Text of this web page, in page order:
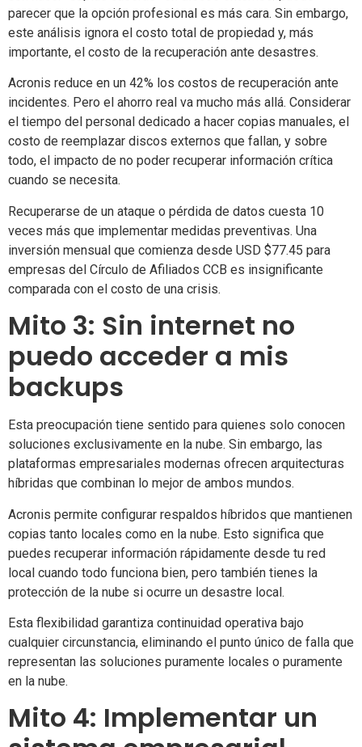
parecer que la opción profesional es más cara. Sin embargo,
este análisis ignora el costo total de propiedad y, más
importante, el costo de la recuperación ante desastres.
Acronis reduce en un 42% los costos de recuperación ante
incidentes. Pero el ahorro real va mucho más allá. Considerar
el tiempo del personal dedicado a hacer copias manuales, el
costo de reemplazar discos externos que fallan, y sobre
todo, el impacto de no poder recuperar información crítica
cuando se necesita.
Recuperarse de un ataque o pérdida de datos cuesta 10
veces más que implementar medidas preventivas. Una
inversión mensual que comienza desde USD $77.45 para
empresas del Círculo de Afiliados CCB es insignificante
comparada con el costo de una crisis.
Mito 3: Sin internet no
puedo acceder a mis
backups
Esta preocupación tiene sentido para quienes solo conocen
soluciones exclusivamente en la nube. Sin embargo, las
plataformas empresariales modernas ofrecen arquitecturas
híbridas que combinan lo mejor de ambos mundos.
Acronis permite configurar respaldos híbridos que mantienen
copias tanto locales como en la nube. Esto significa que
puedes recuperar información rápidamente desde tu red
local cuando todo funciona bien, pero también tienes la
protección de la nube si ocurre un desastre local.
Esta flexibilidad garantiza continuidad operativa bajo
cualquier circunstancia, eliminando el punto único de falla que
representan las soluciones puramente locales o puramente
en la nube.
Mito 4: Implementar un